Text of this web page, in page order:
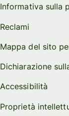
Informativa sulla
Reclami
Mappa del sito
Dichiarazione
Accessibilità
Proprietà